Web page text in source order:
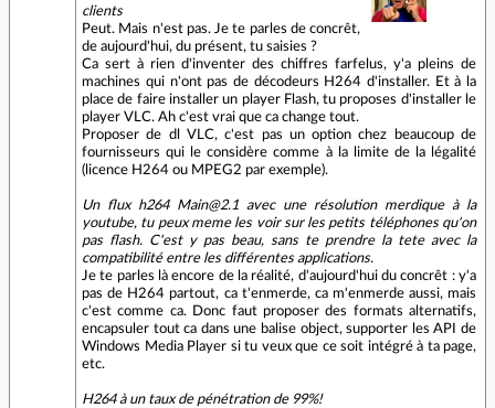
clients
Peut. Mais n'est pas. Je te parles de concrêt,
de aujourd'hui, du présent, tu saisies ?
Ca sert à rien d'inventer des chiffres farfelus, y'a pleins de
machines qui n'ont pas de décodeurs H264 d'installer. Et à la
place de faire installer un player Flash, tu proposes d'installer le
player VLC. Ah c'est vrai que ca change tout.
Proposer de dl VLC, c'est pas un option chez beaucoup de
fournisseurs qui le considère comme à la limite de la légalité
(licence H264 ou MPEG2 par exemple).
Un flux h264 Main@2.1 avec une résolution merdique à la
youtube, tu peux meme les voir sur les petits téléphones qu'on
pas flash. C'est y pas beau, sans te prendre la tete avec la
compatibilité entre les différentes applications.
Je te parles là encore de la réalité, d'aujourd'hui du concrêt : y'a
pas de H264 partout, ca t'enmerde, ca m'enmerde aussi, mais
c'est comme ca. Donc faut proposer des formats alternatifs,
encapsuler tout ca dans une balise object, supporter les API de
Windows Media Player si tu veux que ce soit intégré à ta page,
etc.
H264 à un taux de pénétration de 99%!